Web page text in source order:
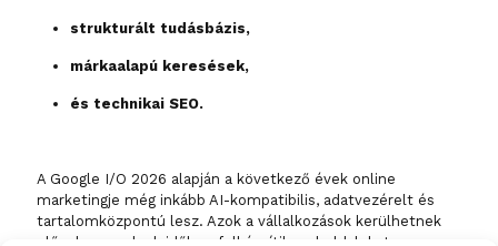
strukturált tudásbázis,
márkaalapú keresések,
és technikai SEO.
A Google I/O 2026 alapján a következő évek online
marketingje még inkább AI-kompatibilis, adatvezérelt és
tartalomközpontú lesz. Azok a vállalkozások kerülhetnek
előnybe, amelyek időben felkészítik weboldalukat,